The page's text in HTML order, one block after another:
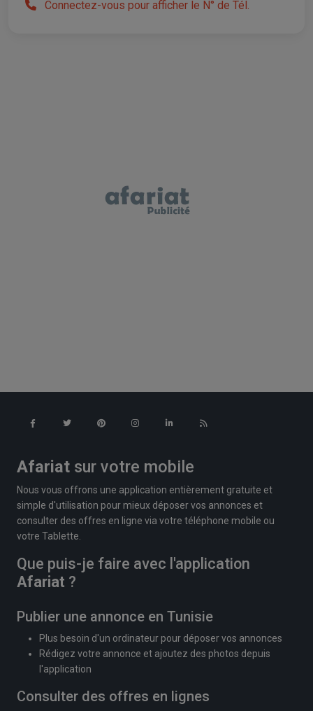
Connectez-vous pour afficher le N° de Tél.
Afariat sur votre mobile
Nous vous offrons une application entièrement gratuite et
simple d'utilisation pour mieux déposer vos annonces et
consulter des offres en ligne via votre téléphone mobile ou
votre Tablette.
Que puis-je faire avec l'application
Afariat ?
Publier une annonce en Tunisie
Plus besoin d'un ordinateur pour déposer vos annonces
Rédigez votre annonce et ajoutez des photos depuis
l'application
Consulter des offres en lignes